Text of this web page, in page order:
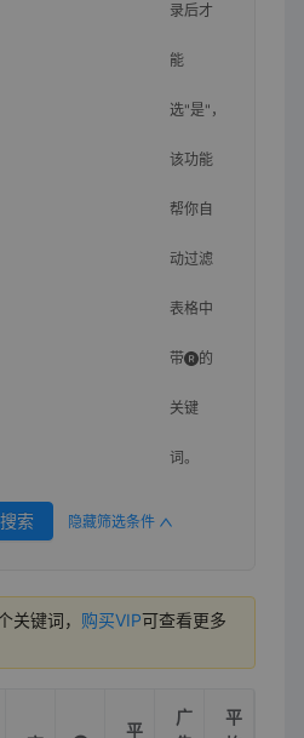
录后才
能
选"是"，
该功能
帮你自
动过滤
表格中
带 的
关键
词。
搜索 隐藏筛选条件
关键词， 购买VIP可查看更多
平
广
平